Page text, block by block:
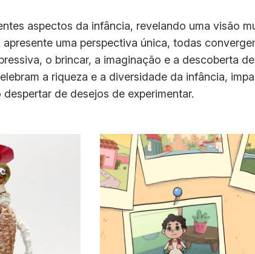
aspectos da infância, revelando uma visão
uma perspectiva única, todas
o brincar, a imaginação e a descoberta
a riqueza e a diversidade da infância,
de desejos de experimentar.